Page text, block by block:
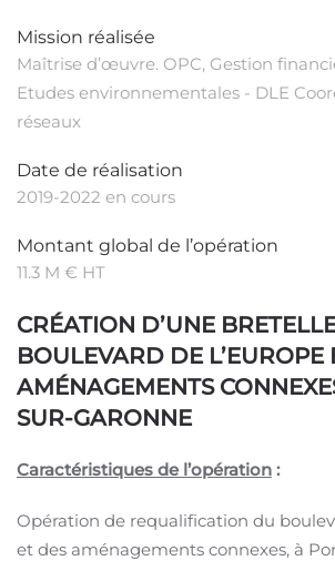
Mission réalisée
Maîtrise d’œuvre. OPC, Gestion
Etudes environnementales - DLE
réseaux
Date de réalisation
2019-2022 en cours
Montant global de l’opération
11.3 M € HT
CRÉATION D’UNE
BOULEVARD DE L’EUROPE
AMÉNAGEMENTS
SUR-GARONNE
Caractéristiques de l’opération :
Opération de requalification du
et des aménagements connexes, à